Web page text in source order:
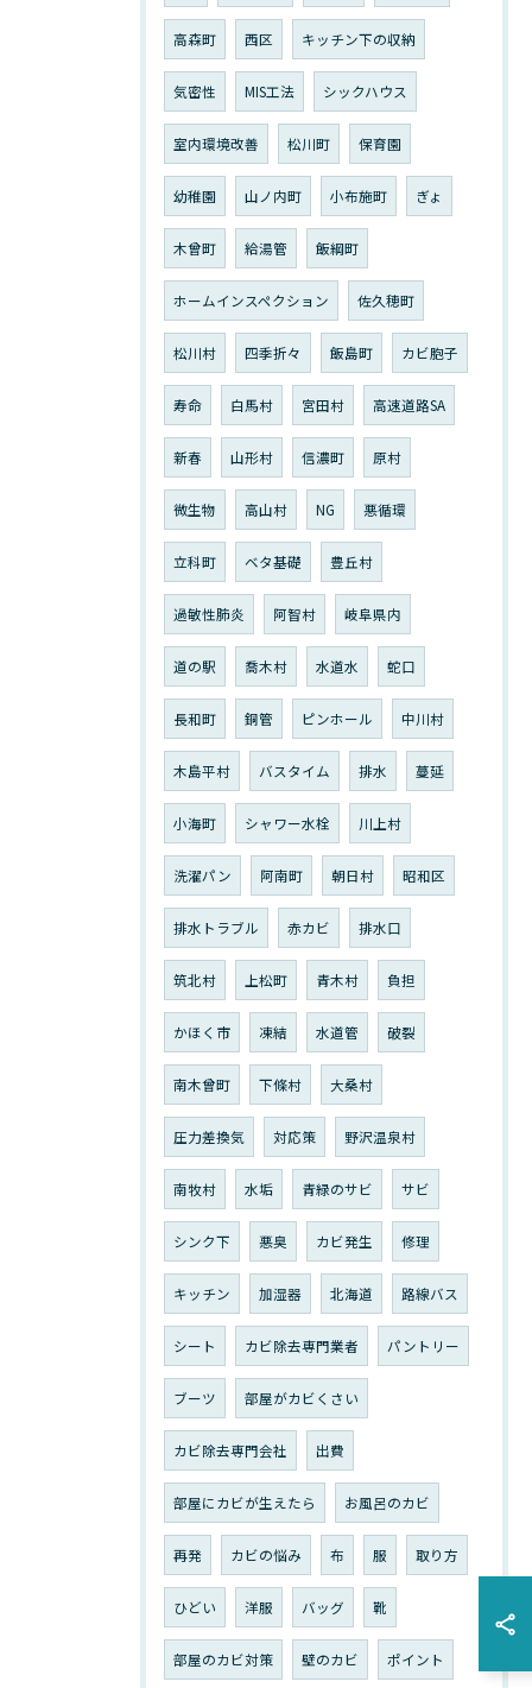
高森町 西区 キッチン下の収納
気密性 MIS工法 シックハウス
室内環境改善 松川町 保育園
幼稚園 山ノ内町 小布施町 ぎょ
木曾町 給湯管 飯綱町
ホームインスペクション 佐久穂町
松川村 四季折々 飯島町 カビ胞子
寿命 白馬村 宮田村 高速道路SA
新春 山形村 信濃町 原村
微生物 高山村 NG 悪循環
立科町 ベタ基礎 豊丘村
過敏性肺炎 阿智村 岐阜県内
道の駅 喬木村 水道水 蛇口
長和町 銅管 ピンホール 中川村
木島平村 バスタイム 排水 蔓延
小海町 シャワー水栓 川上村
洗濯パン 阿南町 朝日村 昭和区
排水トラブル 赤カビ 排水口
筑北村 上松町 青木村 負担
かほく市 凍結 水道管 破裂
南木曾町 下條村 大桑村
圧力差換気 対応策 野沢温泉村
南牧村 水垢 青緑のサビ サビ
シンク下 悪臭 カビ発生 修理
キッチン 加湿器 北海道 路線バス
シート カビ除去専門業者 パントリー
ブーツ 部屋がカビくさい
カビ除去専門会社 出費
部屋にカビが生えたら お風呂のカビ
再発 カビの悩み 布 服 取り方
ひどい 洋服 バッグ 靴
部屋のカビ対策 壁のカビ ポイント